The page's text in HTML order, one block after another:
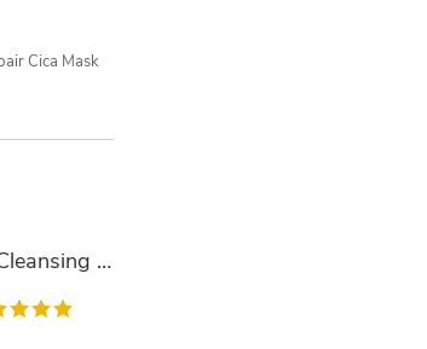
Cica Mask
SARANGSAE Estesophy Cleansing Gel